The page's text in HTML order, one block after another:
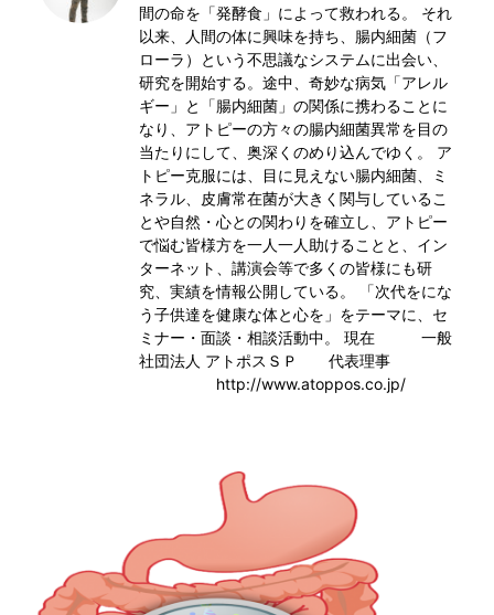
間の命を「発酵食」によって救われる。 それ
以来、人間の体に興味を持ち、腸内細菌（フ
ローラ）という不思議なシステムに出会い、
研究を開始する。途中、奇妙な病気「アレル
ギー」と「腸内細菌」の関係に携わることに
なり、アトピーの方々の腸内細菌異常を目の
当たりにして、奥深くのめり込んでゆく。 ア
トピー克服には、目に見えない腸内細菌、ミ
ネラル、皮膚常在菌が大きく関与しているこ
とや自然・心との関わりを確立し、アトピー
で悩む皆様方を一人一人助けることと、イン
ターネット、講演会等で多くの皆様にも研
究、実績を情報公開している。 「次代をにな
う子供達を健康な体と心を」をテーマに、セ
ミナー・面談・相談活動中。 現在 一般
社団法人 アトポスＳＰ 代表理事
http://www.atoppos.co.jp/